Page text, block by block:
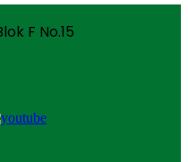
F No.15